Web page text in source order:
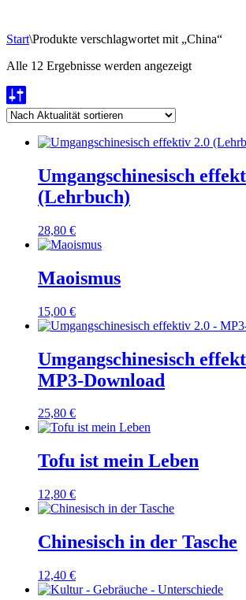
Start\Produkte verschlagwortet mit „China“
Alle 12 Ergebnisse werden angezeigtNach
Umgangschinesisch
(Lehrbuch)
28,80 €
Maoismus
15,00 €
Umgangschinesisch
MP3-Download
25,80 €
Tofu ist mein Leben
12,80 €
Chinesisch in der Tasche
12,40 €